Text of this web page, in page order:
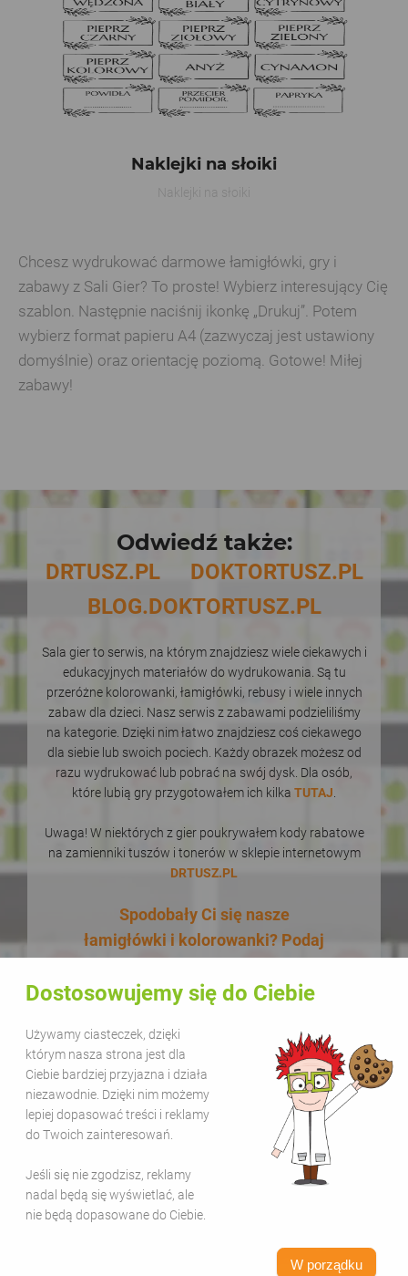
Dostosowujemy się do Ciebie
Używamy ciasteczek, dzięki
którym nasza strona jest dla
Ciebie bardziej przyjazna i działa
niezawodnie. Dzięki nim możemy
lepiej dopasować treści i reklamy
do Twoich zainteresowań.
Jeśli się nie zgodzisz, reklamy
nadal będą się wyświetlać, ale
nie będą dopasowane do Ciebie.
W porządku
Naklejki na słoiki
Naklejki na słoiki
Chcesz wydrukować darmowe łamigłówki, gry i
zabawy z Sali Gier? To proste! Wybierz interesujący Cię
szablon. Następnie naciśnij ikonkę „Drukuj”. Potem
wybierz format papieru A4 (zazwyczaj jest ustawiony
domyślnie) oraz orientację poziomą. Gotowe! Miłej
zabawy!
Odwiedź także:
DRTUSZ.PL
DOKTORTUSZ.PL
BLOG.DOKTORTUSZ.PL
Sala gier to serwis, na którym znajdziesz wiele ciekawych i
edukacyjnych materiałów do wydrukowania. Są tu
przeróżne kolorowanki, łamigłówki, rebusy i wiele innych
zabaw dla dzieci. Nasz serwis z zabawami podzieliliśmy
na kategorie. Dzięki nim łatwo znajdziesz coś ciekawego
dla siebie lub swoich pociech. Każdy obrazek możesz od
razu wydrukować lub pobrać na swój dysk. Dla osób,
które lubią gry przygotowałem ich kilka TUTAJ
Uwaga! W niektórych z gier poukrywałem kody rabatowe
na zamienniki tuszów i tonerów w sklepie internetowym
DRTUSZ.PL
Spodobały Ci się nasze
łamigłówki i kolorowanki? Podaj
darmo! Udostępnianie naszych
edukacyjnych jest bezpłatne.
Wystarczy, że zamieścisz na
swojej stronie lub kanale
informację, że pochodzą one z
serwisu Sala Gier i dodasz link
www.salagier.pl . Kolorową zabawą
warto się dzielić!